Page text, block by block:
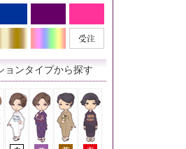
ョンタイプから探す